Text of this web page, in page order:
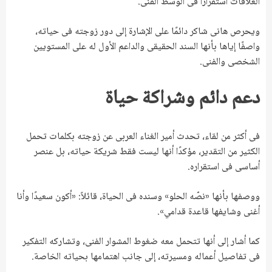
ويحرص هانى شاكر دائمًا على الإشارة إلى دور زوجته فى حياته،
واصفًا إياها بأنها السند الحقيقى والداعم الأول له على المستويين
الشخصى والفنى.
دعم دائم وشراكة حياة
فى أكثر من لقاء، تحدث أمير الغناء العربى عن زوجته بكلمات تحمل
الكثير من التقدير، مؤكدًا أنها ليست فقط شريكة حياته، بل عنصر
أساسى فى استقراره.
ووصفها بأنها «نصّه الحلو» وسنده فى الحياة، قائلاً: «أكون سعيدًا وأنا
أغنى وشايفها قاعدة قدامي».
كما أشار إلى أنها تتحمل معه ضغوط المشوار الفنى، وتشاركه التفكير
فى تفاصيل أعماله ومسيرته، إلى جانب اهتمامها بحياته الخاصة.